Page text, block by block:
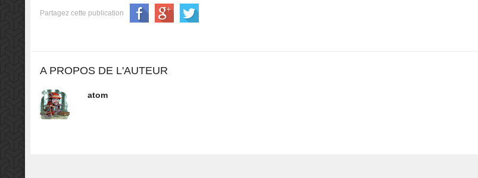
Partagez cette publication
A PROPOS DE L'AUTEUR
atom